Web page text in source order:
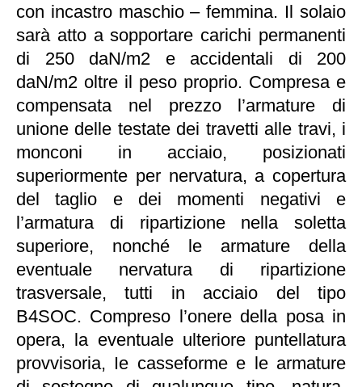
con incastro maschio – femmina. Il solaio
sarà atto a sopportare carichi permanenti
di 250 daN/m2 e accidentali di 200
daN/m2 oltre il peso proprio. Compresa e
compensata nel prezzo l’armature di
unione delle testate dei travetti alle travi, i
monconi in acciaio, posizionati
superiormente per nervatura, a copertura
del taglio e dei momenti negativi e
l’armatura di ripartizione nella soletta
superiore, nonché le armature della
eventuale nervatura di ripartizione
trasversale, tutti in acciaio del tipo
B4SOC. Compreso l’onere della posa in
opera, la eventuale ulteriore puntellatura
provvisoria, Ie casseforme e le armature